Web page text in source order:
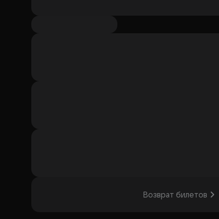
Возврат билетов